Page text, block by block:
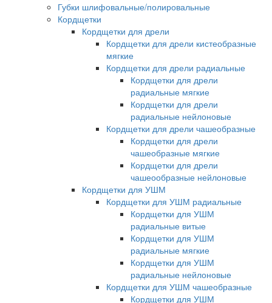
Губки шлифовальные/полировальные
Кордщетки
Кордщетки для дрели
Кордщетки для дрели кистеобразные
мягкие
Кордщетки для дрели радиальные
Кордщетки для дрели
радиальные мягкие
Кордщетки для дрели
радиальные нейлоновые
Кордщетки для дрели чашеобразные
Кордщетки для дрели
чашеобразные мягкие
Кордщетки для дрели
чашеообразные нейлоновые
Кордщетки для УШМ
Кордщетки для УШМ радиальные
Кордщетки для УШМ
радиальные витые
Кордщетки для УШМ
радиальные мягкие
Кордщетки для УШМ
радиальные нейлоновые
Кордщетки для УШМ чашеобразные
Кордщетки для УШМ